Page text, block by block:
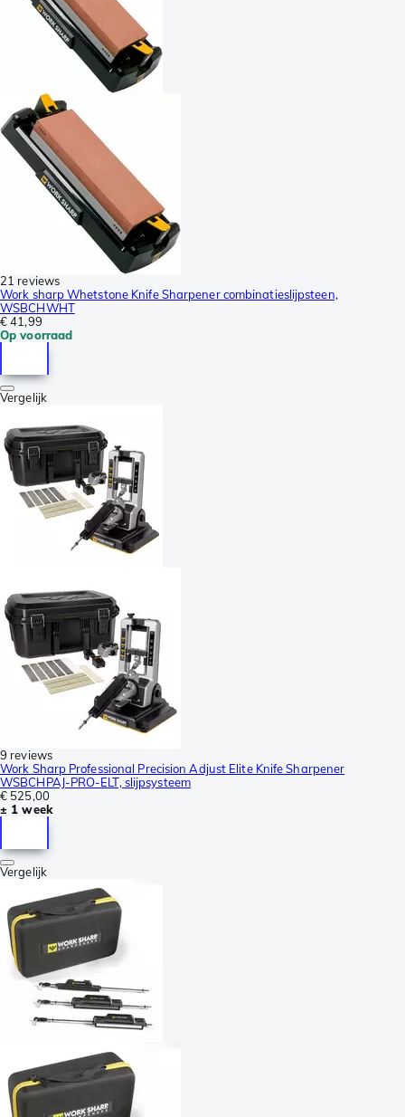
21 reviews
Work sharp Whetstone Knife Sharpener combinatieslijpsteen,
WSBCHWHT
€ 41,99
Op voorraad
Vergelijk
9 reviews
Work Sharp Professional Precision Adjust Elite Knife Sharpener
WSBCHPAJ-PRO-ELT, slijpsysteem
€ 525,00
± 1 week
Vergelijk